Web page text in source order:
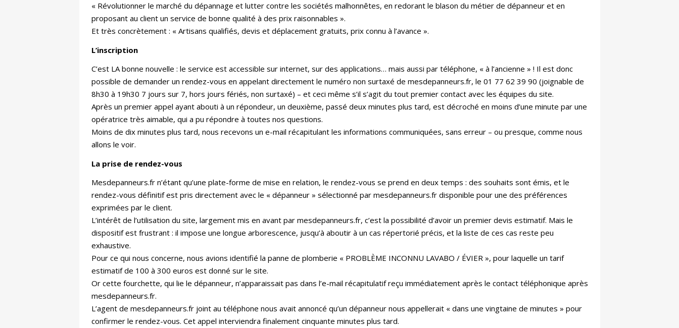
« Révolutionner le marché du dépannage et lutter contre les sociétés malhonnêtes, en redorant le blason du métier de dépanneur et en
proposant au client un service de bonne qualité à des prix raisonnables ».
Et très concrètement : « Artisans qualifiés, devis et déplacement gratuits, prix connu à l’avance ».
L’inscription
C’est LA bonne nouvelle : le service est accessible sur internet, sur des applications… mais aussi par téléphone, « à l’ancienne » ! Il est donc
possible de demander un rendez-vous en appelant directement le numéro non surtaxé de mesdepanneurs.fr, le 01 77 62 39 90 (joignable de
8h30 à 19h30 7 jours sur 7, hors jours fériés, non surtaxé) – et ceci même s’il s’agit du tout premier contact avec les équipes du site.
Après un premier appel ayant abouti à un répondeur, un deuxième, passé deux minutes plus tard, est décroché en moins d’une minute par une
opératrice très aimable, qui a pu répondre à toutes nos questions.
Moins de dix minutes plus tard, nous recevons un e-mail récapitulant les informations communiquées, sans erreur – ou presque, comme nous
allons le voir.
La prise de rendez-vous
Mesdepanneurs.fr n’étant qu’une plate-forme de mise en relation, le rendez-vous se prend en deux temps : des souhaits sont émis, et le
rendez-vous définitif est pris directement avec le « dépanneur » sélectionné par mesdepanneurs.fr disponible pour une des préférences
exprimées par le client.
L’intérêt de l’utilisation du site, largement mis en avant par mesdepanneurs.fr, c’est la possibilité d’avoir un premier devis estimatif. Mais le
dispositif est frustrant : il impose une longue arborescence, jusqu’à aboutir à un cas répertorié précis, et la liste de ces cas reste peu
exhaustive.
Pour ce qui nous concerne, nous avions identifié la panne de plomberie « PROBLÈME INCONNU LAVABO / ÉVIER », pour laquelle un tarif
estimatif de 100 à 300 euros est donné sur le site.
Or cette fourchette, qui lie le dépanneur, n’apparaissait pas dans l’e-mail récapitulatif reçu immédiatement après le contact téléphonique après
mesdepanneurs.fr.
L’agent de mesdepanneurs.fr joint au téléphone nous avait annoncé qu’un dépanneur nous appellerait « dans une vingtaine de minutes » pour
confirmer le rendez-vous. Cet appel interviendra finalement cinquante minutes plus tard.